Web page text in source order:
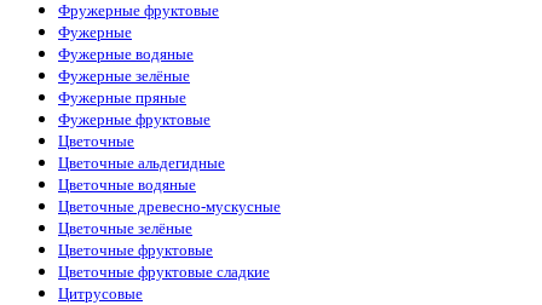
Фружерные фруктовые
Фужерные
Фужерные водяные
Фужерные зелёные
Фужерные пряные
Фужерные фруктовые
Цветочные
Цветочные альдегидные
Цветочные водяные
Цветочные древесно-мускусные
Цветочные зелёные
Цветочные фруктовые
Цветочные фруктовые сладкие
Цитрусовые